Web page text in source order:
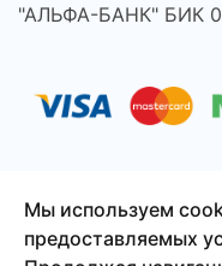
"АЛЬФА-БАНК" БИК
© 2026 Акодис -
Мы используем
предоставляемых